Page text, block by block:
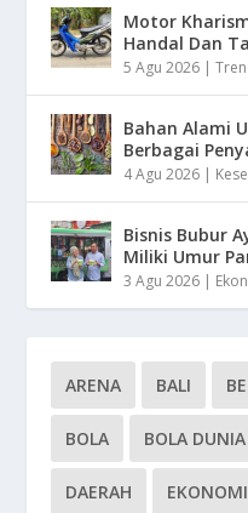
Motor
Handal Dan
5 Agu 2026 |
Bahan Alami
Berbagai
4 Agu 2026 |
Bisnis Bubur
Miliki Umur
3 Agu 2026 |
ARENA BALI
BOLA BOLA DUNIA
DAERAH